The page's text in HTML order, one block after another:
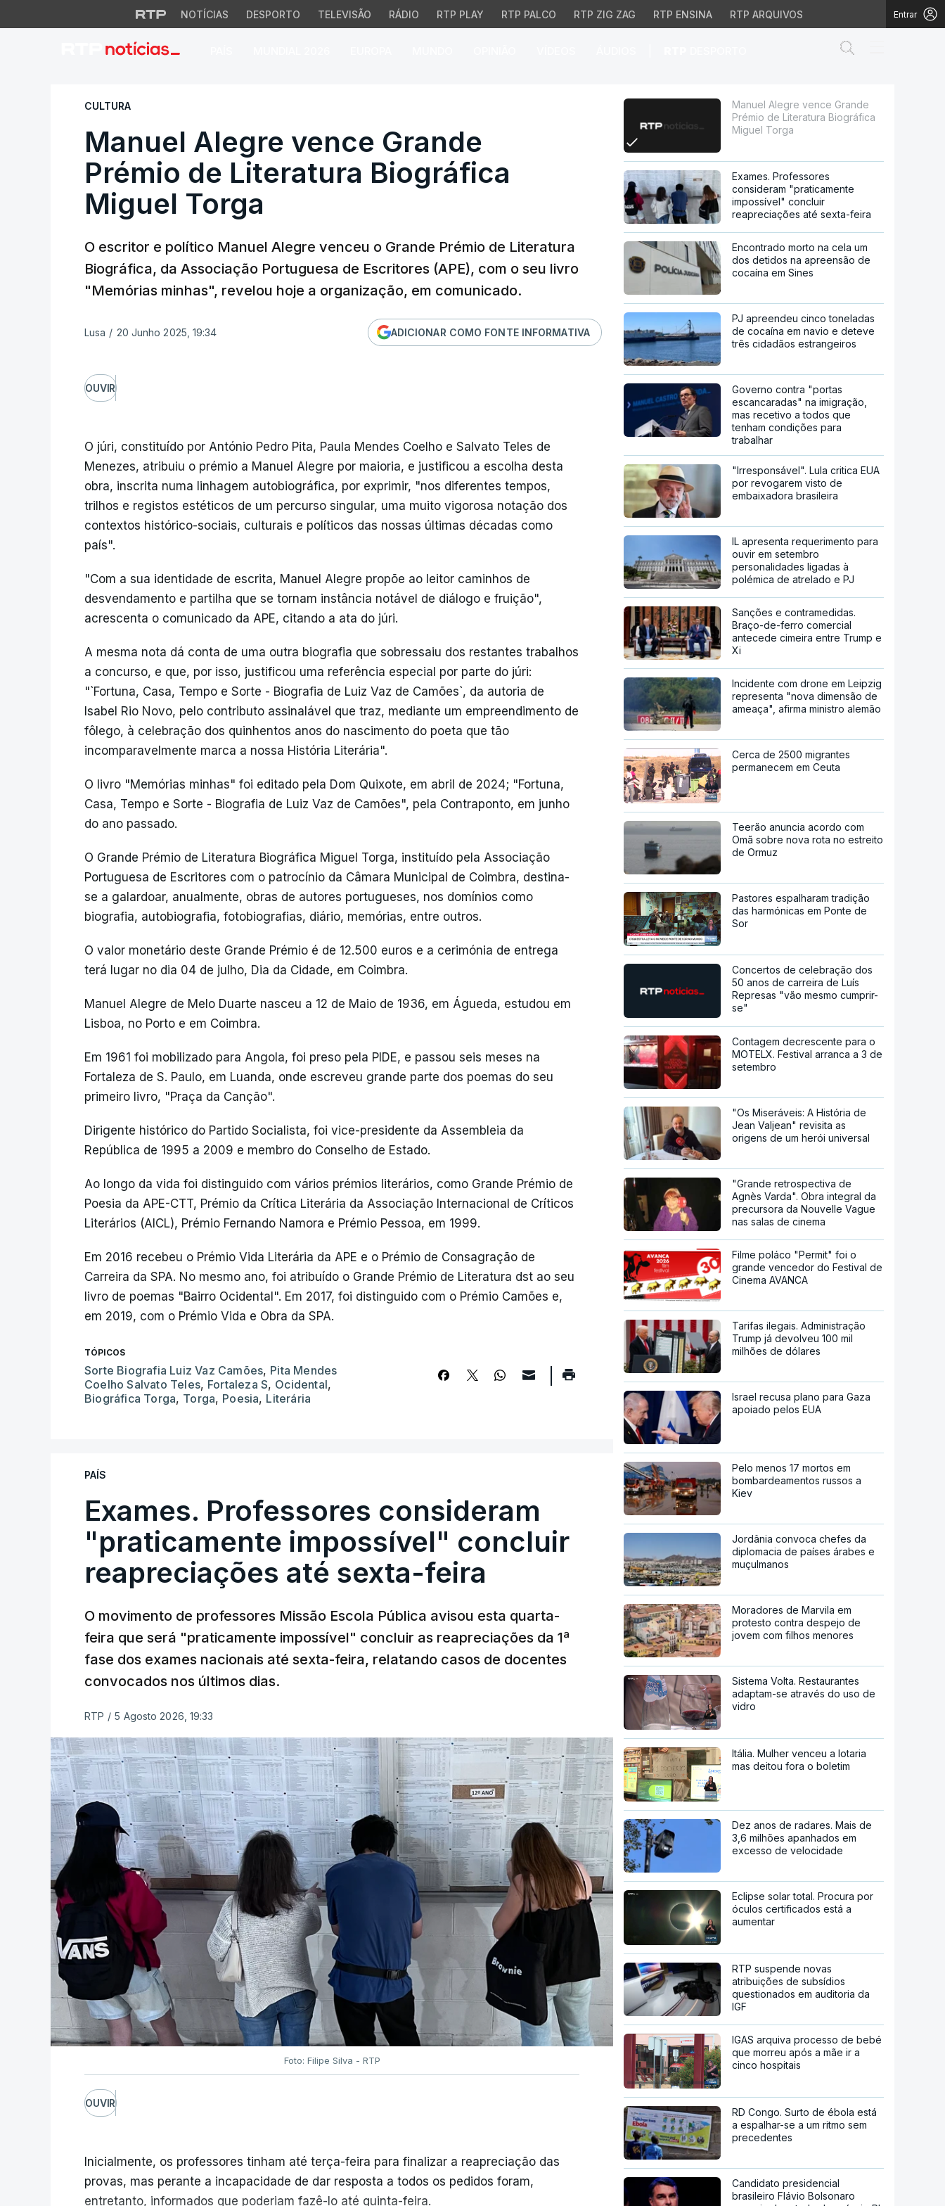
NOTÍCIAS DESPORTO TELEVISÃO RÁDIO RTP PLAY RTP PALCO RTP ZIG ZAG RTP ENSINA RTP ARQUIVOS Entrar
Manuel Alegre vence Grande Prémio de Literatura Biográfica
CULTURA
Manuel Alegre vence Grande
Prémio de Literatura Biográfica
Miguel Torga
O escritor e político Manuel Alegre venceu o Grande Prémio de Literatura
Biográfica, da Associação Portuguesa de Escritores (APE), com o seu livro
"Memórias minhas", revelou hoje a organização, em comunicado.
Lusa / 20 Junho 2025, 19:34 ADICIONAR COMO FONTE INFORMATIVA
OUVIR
O júri, constituído por António Pedro Pita, Paula Mendes Coelho e Salvato Teles de
Menezes, atribuiu o prémio a Manuel Alegre por maioria, e justificou a escolha desta
obra, inscrita numa linhagem autobiográfica, por exprimir, "nos diferentes tempos,
trilhos e registos estéticos de um percurso singular, uma muito vigorosa notação dos
contextos histórico-sociais, culturais e políticos das nossas últimas décadas como
país".
"Com a sua identidade de escrita, Manuel Alegre propõe ao leitor caminhos de
desvendamento e partilha que se tornam instância notável de diálogo e fruição",
acrescenta o comunicado da APE, citando a ata do júri.
A mesma nota dá conta de uma outra biografia que sobressaiu dos restantes trabalhos
a concurso, e que, por isso, justificou uma referência especial por parte do júri:
"`Fortuna, Casa, Tempo e Sorte - Biografia de Luiz Vaz de Camões`, da autoria de
Isabel Rio Novo, pelo contributo assinalável que traz, mediante um empreendimento de
fôlego, à celebração dos quinhentos anos do nascimento do poeta que tão
incomparavelmente marca a nossa História Literária".
O livro "Memórias minhas" foi editado pela Dom Quixote, em abril de 2024; "Fortuna,
Casa, Tempo e Sorte - Biografia de Luiz Vaz de Camões", pela Contraponto, em junho
do ano passado.
O Grande Prémio de Literatura Biográfica Miguel Torga, instituído pela Associação
Portuguesa de Escritores com o patrocínio da Câmara Municipal de Coimbra, destina-
se a galardoar, anualmente, obras de autores portugueses, nos domínios como
biografia, autobiografia, fotobiografias, diário, memórias, entre outros.
O valor monetário deste Grande Prémio é de 12.500 euros e a cerimónia de entrega
terá lugar no dia 04 de julho, Dia da Cidade, em Coimbra.
Manuel Alegre de Melo Duarte nasceu a 12 de Maio de 1936, em Águeda, estudou em
Lisboa, no Porto e em Coimbra.
Em 1961 foi mobilizado para Angola, foi preso pela PIDE, e passou seis meses na
Fortaleza de S. Paulo, em Luanda, onde escreveu grande parte dos poemas do seu
primeiro livro, "Praça da Canção".
Dirigente histórico do Partido Socialista, foi vice-presidente da Assembleia da
República de 1995 a 2009 e membro do Conselho de Estado.
Ao longo da vida foi distinguido com vários prémios literários, como Grande Prémio de
Poesia da APE-CTT, Prémio da Crítica Literária da Associação Internacional de Críticos
Literários (AICL), Prémio Fernando Namora e Prémio Pessoa, em 1999.
Em 2016 recebeu o Prémio Vida Literária da APE e o Prémio de Consagração de
Carreira da SPA. No mesmo ano, foi atribuído o Grande Prémio de Literatura dst ao seu
livro de poemas "Bairro Ocidental". Em 2017, foi distinguido com o Prémio Camões e,
em 2019, com o Prémio Vida e Obra da SPA.
TÓPICOS
Sorte Biografia Luiz Vaz Camões, Pita Mendes
Coelho Salvato Teles, Fortaleza S, Ocidental,
Biográfica Torga, Torga, Poesia, Literária
PAÍS
Exames. Professores consideram
"praticamente impossível" concluir
reapreciações até sexta-feira
O movimento de professores Missão Escola Pública avisou esta quarta-
feira que será "praticamente impossível" concluir as reapreciações da 1ª
fase dos exames nacionais até sexta-feira, relatando casos de docentes
convocados nos últimos dias.
RTP / 5 Agosto 2026, 19:33
Foto: Filipe Silva - RTP
OUVIR
Inicialmente, os professores tinham até terça-feira para finalizar a reapreciação das
provas, mas perante a incapacidade de dar resposta a todos os pedidos foram,
entretanto, informados que poderiam fazê-lo até quinta-feira.
Manuel Alegre vence Grande
Prémio de Literatura Biográfica
Miguel Torga
Exames. Professores
consideram "praticamente
impossível" concluir
reapreciações até sexta-feira
Encontrado morto na cela um
dos detidos na apreensão de
cocaína em Sines
PJ apreendeu cinco toneladas
de cocaína em navio e deteve
três cidadãos estrangeiros
Governo contra "portas
escancaradas" na imigração,
mas recetivo a todos que
tenham condições para
trabalhar
"Irresponsável". Lula critica EUA
por revogarem visto de
embaixadora brasileira
IL apresenta requerimento para
ouvir em setembro
personalidades ligadas à
polémica de atrelado e PJ
Sanções e contramedidas.
Braço-de-ferro comercial
antecede cimeira entre Trump e
Xi
Incidente com drone em Leipzig
representa "nova dimensão de
ameaça", afirma ministro alemão
Cerca de 2500 migrantes
permanecem em Ceuta
Teerão anuncia acordo com
Omã sobre nova rota no estreito
de Ormuz
Pastores espalharam tradição
das harmónicas em Ponte de
Sor
Concertos de celebração dos
50 anos de carreira de Luís
Represas "vão mesmo cumprir-
se"
Contagem decrescente para o
MOTELX. Festival arranca a 3 de
setembro
"Os Miseráveis: A História de
Jean Valjean" revisita as
origens de um herói universal
"Grande retrospectiva de
Agnès Varda". Obra integral da
precursora da Nouvelle Vague
nas salas de cinema
Filme poláco "Permit" foi o
grande vencedor do Festival de
Cinema AVANCA
Tarifas ilegais. Administração
Trump já devolveu 100 mil
milhões de dólares
Israel recusa plano para Gaza
apoiado pelos EUA
Pelo menos 17 mortos em
bombardeamentos russos a
Kiev
Jordânia convoca chefes da
diplomacia de países árabes e
muçulmanos
Moradores de Marvila em
protesto contra despejo de
jovem com filhos menores
Sistema Volta. Restaurantes
adaptam-se através do uso de
vidro
Itália. Mulher venceu a lotaria
mas deitou fora o boletim
Dez anos de radares. Mais de
3,6 milhões apanhados em
excesso de velocidade
Eclipse solar total. Procura por
óculos certificados está a
aumentar
RTP suspende novas
atribuições de subsídios
questionados em auditoria da
IGF
IGAS arquiva processo de bebé
que morreu após a mãe ir a
cinco hospitais
RD Congo. Surto de ébola está
a espalhar-se a um ritmo sem
precedentes
Candidato presidencial
brasileiro Flávio Bolsonaro